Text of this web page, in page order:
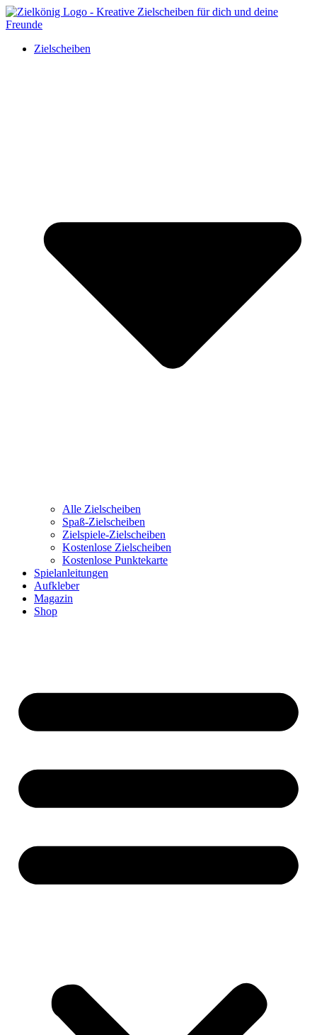
Zielscheiben
Alle Zielscheiben
Spaß-Zielscheiben
Zielspiele-Zielscheiben
Kostenlose Zielscheiben
Kostenlose Punktekarte
Spielanleitungen
Aufkleber
Magazin
Shop